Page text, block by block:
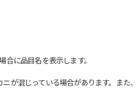
に品目名を表示します。
混じっている場合があります。また